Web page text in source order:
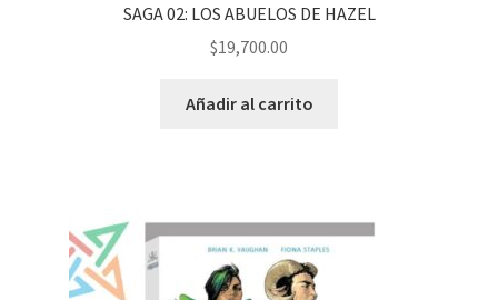
SAGA 02: LOS ABUELOS DE HAZEL
$19,700.00
Añadir al carrito